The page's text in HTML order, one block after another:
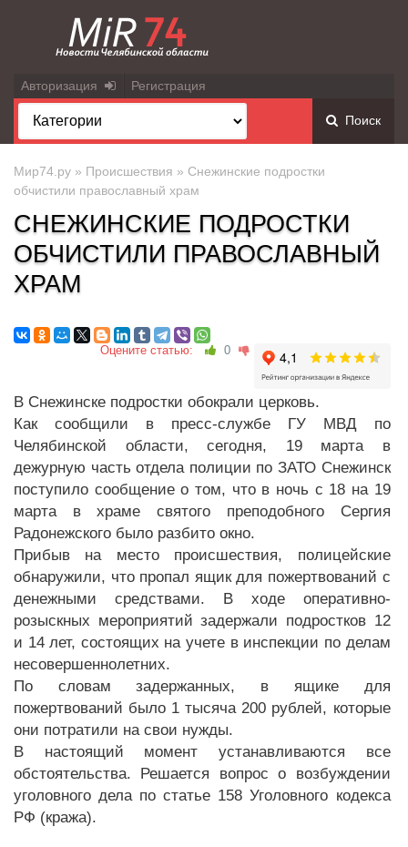
Авторизация Регистрация
Поиск
Мир74.ру » Происшествия » Снежинские подростки
обчистили православный храм
СНЕЖИНСКИЕ ПОДРОСТКИ
ОБЧИСТИЛИ ПРАВОСЛАВНЫЙ
ХРАМ
Оцените статью: 0
В Снежинске подростки обокрали церковь.
Как сообщили в пресс-службе ГУ МВД по
Челябинской области, сегодня, 19 марта в
дежурную часть отдела полиции по ЗАТО Снежинск
поступило сообщение о том, что в ночь с 18 на 19
марта в храме святого преподобного Сергия
Радонежского было разбито окно.
Прибыв на место происшествия, полицейские
обнаружили, что пропал ящик для пожертвований с
денежными средствами. В ходе оперативно-
розыскных мероприятий задержали подростков 12
и 14 лет, состоящих на учете в инспекции по делам
несовершеннолетних.
По словам задержанных, в ящике для
пожертвований было 1 тысяча 200 рублей, которые
они потратили на свои нужды.
В настоящий момент устанавливаются все
обстоятельства. Решается вопрос о возбуждении
уголовного дела по статье 158 Уголовного кодекса
РФ (кража).